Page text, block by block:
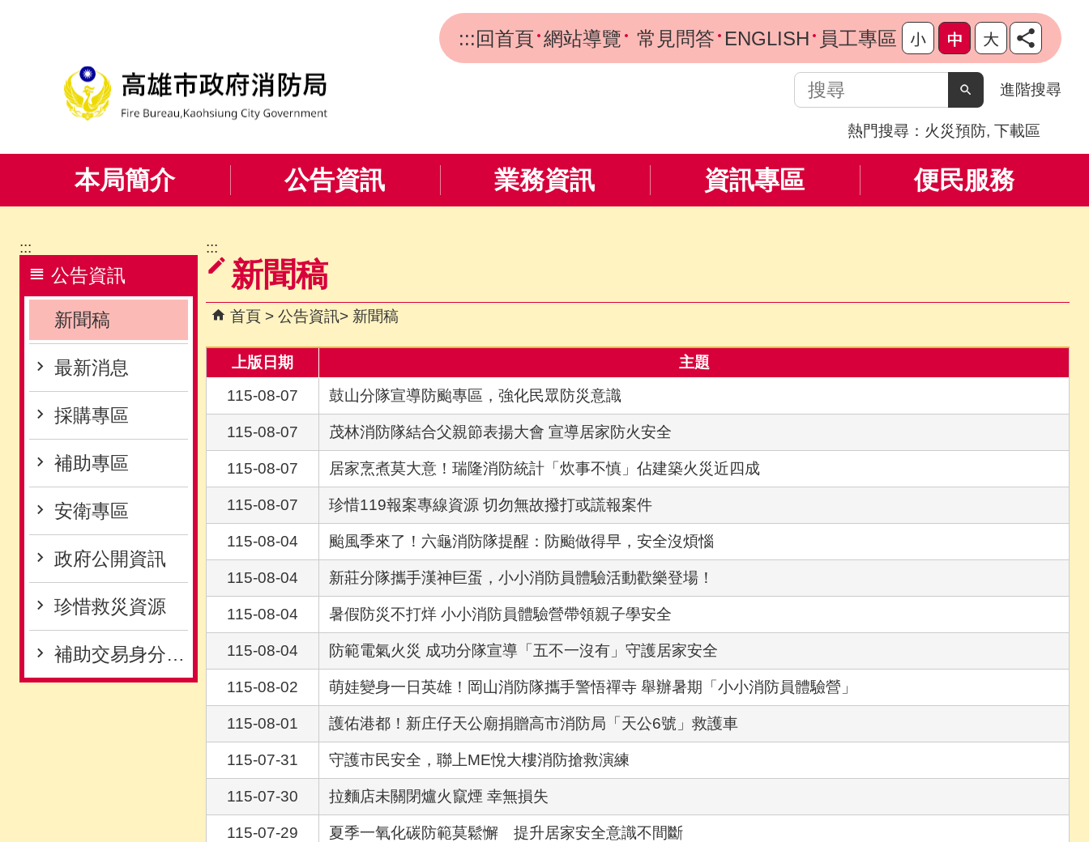
:::回首頁 網站導覽 常見問答 ENGLISH 員工專區
搜
尋
進階搜尋
熱門搜尋： 火災預防 下載區
本局簡介 公告資訊 業務資訊 資訊專區 便民服務
:::
公告資訊
新聞稿
最新消息
採購專區
補助專區
安衛專區
政府公開資訊
珍惜救災資源
補助交易身分關係揭露專區
:::
新聞稿
首頁 公告資訊 新聞稿
上版日期
主題
115-08-07
鼓山分隊宣導防颱專區，強化民眾防災意識
115-08-07 茂林消防隊結合父親節表揚大會 宣導居家防火安全
115-08-07 居家烹煮莫大意！瑞隆消防統計「炊事不慎」佔建築火災近四成
115-08-07 珍惜119報案專線資源 切勿無故撥打或謊報案件
115-08-04 颱風季來了！六龜消防隊提醒：防颱做得早，安全沒煩惱
115-08-04 新莊分隊攜手漢神巨蛋，小小消防員體驗活動歡樂登場！
115-08-04 暑假防災不打烊 小小消防員體驗營帶領親子學安全
115-08-04 防範電氣火災 成功分隊宣導「五不一沒有」守護居家安全
115-08-02 萌娃變身一日英雄！岡山消防隊攜手警悟禪寺 舉辦暑期「小小消防員體驗營」
115-08-01 護佑港都！新庄仔天公廟捐贈高市消防局「天公6號」救護車
115-07-31 守護市民安全，聯上ME悅大樓消防搶救演練
115-07-30 拉麵店未關閉爐火竄煙 幸無損失
115-07-29 夏季一氧化碳防範莫鬆懈 提升居家安全意識不間斷